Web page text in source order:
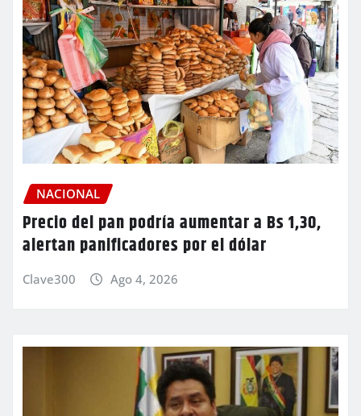
NACIONAL
Precio del pan podría aumentar a Bs 1,30,
alertan panificadores por el dólar
Clave300 Ago 4, 2026